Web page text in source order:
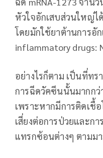
หัวใจอักเสบส่วนใหญ่
โดยมักใช้ยาต้านการอั
inflammatory drugs:
อย่างไรก็ตาม เป็นที่ท
การฉีดวัคซีนนั้นมากกว่
เพราะหากมีการติดเชื้
เสี่ยงต่อการป่วยและกา
แทรกซ้อนต่างๆ ตามม